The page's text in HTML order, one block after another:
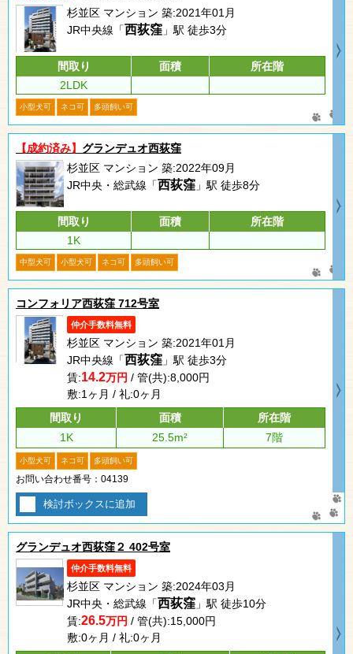
杉並区 マンション 築:2021年01月
JR中央線「西荻窪 」駅 徒歩3分
間取り 面積
所在階
2LDK
小型犬可 ネコ可 多頭飼い可
【成約済み】 グランデュオ西荻窪
杉並区 マンション 築:2022年09月
JR中央・総武線「西荻窪 」駅 徒歩8分
間取り 面積
所在階
1K
中型犬可 小型犬可 ネコ可 多頭飼い可
コンフォリア西荻窪 712号室
仲介手数料無料
杉並区 マンション 築:2021年01月
JR中央線「西荻窪 」駅 徒歩3分
賃:14.2万円 / 管(共):8,000円
敷:1ヶ月 / 礼:0ヶ月
間取り
面積
所在階
1K
25.5m² 7階
小型犬可 ネコ可 多頭飼い可
お問い合わせ番号：04139
検討ボックスに追加
グランデュオ西荻窪２ 402号室
仲介手数料無料
杉並区 マンション 築:2024年03月
JR中央・総武線「西荻窪 」駅 徒歩10分
賃:26.5万円 / 管(共):15,000円
敷:0ヶ月 / 礼:0ヶ月